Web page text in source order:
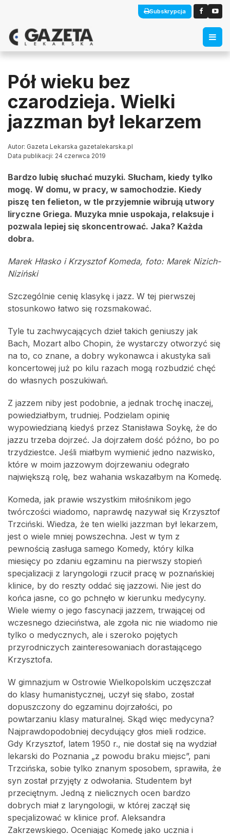
Subskrypcja
Pół wieku bez
czarodzieja. Wielki
jazzman był lekarzem
Autor: Gazeta Lekarska gazetalekarska.pl
Data publikacji: 24 czerwca 2019
Bardzo lubię słuchać muzyki. Słucham, kiedy tylko
mogę. W domu, w pracy, w samochodzie. Kiedy
piszę ten felieton, w tle przyjemnie wibrują utwory
liryczne Griega. Muzyka mnie uspokaja, relaksuje i
pozwala lepiej się skoncentrować. Jaka? Każda
dobra.
Marek Hłasko i Krzysztof Komeda, foto: Marek Nizich-
Niziński
Szczególnie cenię klasykę i jazz. W tej pierwszej
stosunkowo łatwo się rozsmakować.
Tyle tu zachwycających dzieł takich geniuszy jak
Bach, Mozart albo Chopin, że wystarczy otworzyć się
na to, co znane, a dobry wykonawca i akustyka sali
koncertowej już po kilu razach mogą rozbudzić chęć
do własnych poszukiwań.
Z jazzem niby jest podobnie, a jednak trochę inaczej,
powiedziałbym, trudniej. Podzielam opinię
wypowiedzianą kiedyś przez Stanisława Soykę, że do
jazzu trzeba dojrzeć. Ja dojrzałem dość późno, bo po
trzydziestce. Jeśli miałbym wymienić jedno nazwisko,
które w moim jazzowym dojrzewaniu odegrało
największą rolę, bez wahania wskazałbym na Komedę.
Komeda, jak prawie wszystkim miłośnikom jego
twórczości wiadomo, naprawdę nazywał się Krzysztof
Trzciński. Wiedza, że ten wielki jazzman był lekarzem,
jest o wiele mniej powszechna. Jest w tym z
pewnością zasługa samego Komedy, który kilka
miesięcy po zdaniu egzaminu na pierwszy stopień
specjalizacji z laryngologii rzucił pracę w poznańskiej
klinice, by do reszty oddać się jazzowi. Nie jest do
końca jasne, co go pchnęło w kierunku medycyny.
Wiele wiemy o jego fascynacji jazzem, trwającej od
wczesnego dzieciństwa, ale zgoła nic nie wiadomo nie
tylko o medycznych, ale i szeroko pojętych
przyrodniczych zainteresowaniach dorastającego
Krzysztofa.
W gimnazjum w Ostrowie Wielkopolskim uczęszczał
do klasy humanistycznej, uczył się słabo, został
dopuszczony do egzaminu dojrzałości, po
powtarzaniu klasy maturalnej. Skąd więc medycyna?
Najprawdopodobniej decydujący głos mieli rodzice.
Gdy Krzysztof, latem 1950 r., nie dostał się na wydział
lekarski do Poznania „z powodu braku miejsc”, pani
Trzcińska, sobie tylko znanym sposobem, sprawiła, że
syn został przyjęty z odwołania. Studentem był
przeciętnym. Jedną z nielicznych ocen bardzo
dobrych miał z laryngologii, w której zaczął się
specjalizować w klinice prof. Aleksandra
Zakrzewskiego. Oceniając Komedę jako ucznia i